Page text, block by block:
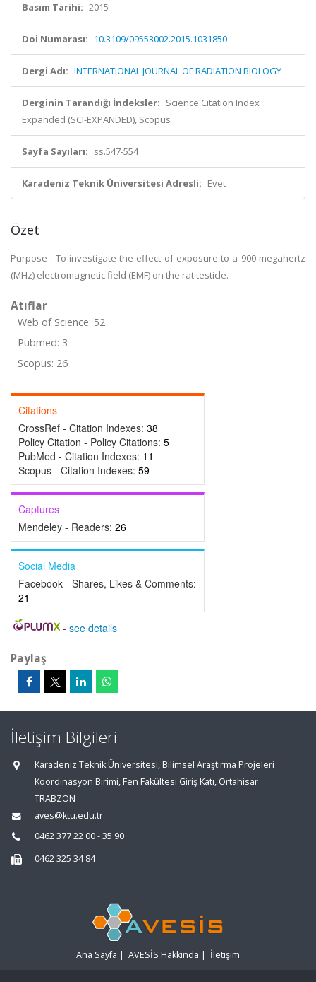
Basım Tarihi: 2015
Doi Numarası: 10.3109/09553002.2015.1031850
Dergi Adı: INTERNATIONAL JOURNAL OF RADIATION BIOLOGY
Derginin Tarandığı İndeksler: Science Citation Index
Expanded (SCI-EXPANDED), Scopus
Sayfa Sayıları: ss.547-554
Karadeniz Teknik Üniversitesi Adresli: Evet
Özet
Purpose : To investigate the effect of exposure to a 900 megahertz
(MHz) electromagnetic field (EMF) on the rat testicle.
Atıflar
Web of Science: 52
Pubmed: 3
Scopus: 26
Citations
CrossRef - Citation Indexes: 38
Policy Citation - Policy Citations: 5
PubMed - Citation Indexes: 11
Scopus - Citation Indexes: 59
Captures
Mendeley - Readers: 26
Social Media
Facebook - Shares, Likes & Comments:
21
- see details
Paylaş
İletişim Bilgileri
Karadeniz Teknik Üniversitesi, Bilimsel Araştırma Projeleri
Koordinasyon Birimi, Fen Fakültesi Giriş Katı, Ortahisar
TRABZON
aves@ktu.edu.tr
0462 377 22 00 - 35 90
0462 325 34 84
Ana Sayfa | AVESİS Hakkında | İletişim